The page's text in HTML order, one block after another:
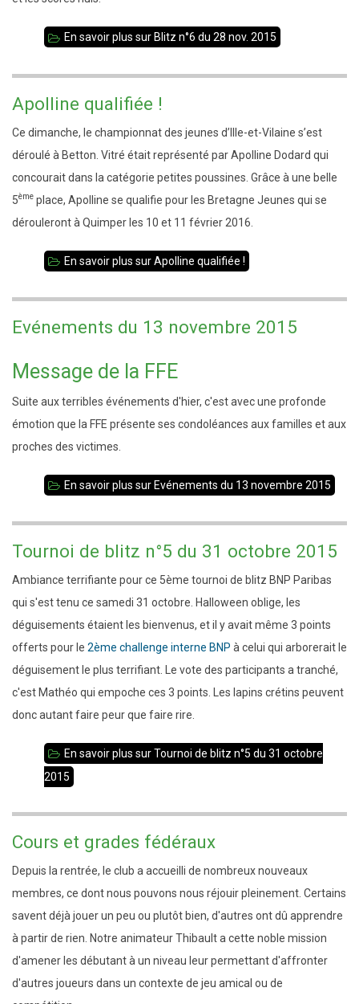
En savoir plus sur Blitz n°6 du 28 nov. 2015
Apolline qualifiée !
Ce dimanche, le championnat des jeunes d’Ille-et-Vilaine s’est
déroulé à Betton. Vitré était représenté par Apolline Dodard qui
concourait dans la catégorie petites poussines. Grâce à une belle
5ème place, Apolline se qualifie pour les Bretagne Jeunes qui se
dérouleront à Quimper les 10 et 11 février 2016.
En savoir plus sur Apolline qualifiée !
Evénements du 13 novembre 2015
Message de la FFE
Suite aux terribles événements d'hier, c'est avec une profonde
émotion que la FFE présente ses condoléances aux familles et aux
proches des victimes.
En savoir plus sur Evénements du 13 novembre 2015
Tournoi de blitz n°5 du 31 octobre 2015
Ambiance terrifiante pour ce 5ème tournoi de blitz BNP Paribas
qui s'est tenu ce samedi 31 octobre. Halloween oblige, les
déguisements étaient les bienvenus, et il y avait même 3 points
offerts pour le 2ème challenge interne BNP à celui qui arborerait le
déguisement le plus terrifiant. Le vote des participants a tranché,
c'est Mathéo qui empoche ces 3 points. Les lapins crétins peuvent
donc autant faire peur que faire rire.
En savoir plus sur Tournoi de blitz n°5 du 31 octobre
2015
Cours et grades fédéraux
Depuis la rentrée, le club a accueilli de nombreux nouveaux
membres, ce dont nous pouvons nous réjouir pleinement. Certains
savent déjà jouer un peu ou plutôt bien, d'autres ont dû apprendre
à partir de rien. Notre animateur Thibault a cette noble mission
d'amener les débutant à un niveau leur permettant d'affronter
d'autres joueurs dans un contexte de jeu amical ou de